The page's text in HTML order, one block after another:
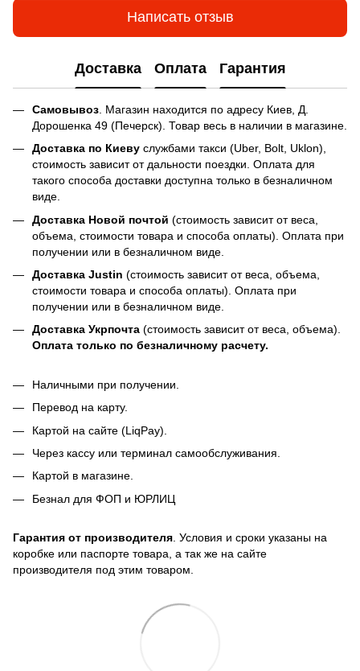
Написать отзыв
Доставка Оплата Гарантия
Самовывоз . Магазин находится по адресу Киев, Д.
Дорошенка 49 (Печерск). Товар весь в наличии в магазине.
Доставка по Киеву службами такси (Uber, Bolt, Uklon),
стоимость зависит от дальности поездки. Оплата для
такого способа доставки доступна только в безналичном
виде.
Доставка Новой почтой (стоимость зависит от веса,
объема, стоимости товара и способа оплаты). Оплата при
получении или в безналичном виде.
Доставка Justin (стоимость зависит от веса, объема,
стоимости товара и способа оплаты). Оплата при
получении или в безналичном виде.
Доставка Укрпочта (стоимость зависит от веса, объема).
Оплата только по безналичному расчету.
Наличными при получении.
Перевод на карту.
Картой на сайте (LiqPay).
Через кассу или терминал самообслуживания.
Картой в магазине.
Безнал для ФОП и ЮРЛИЦ
Гарантия от производителя . Условия и сроки указаны на
коробке или паспорте товара, а так же на сайте
производителя под этим товаром.